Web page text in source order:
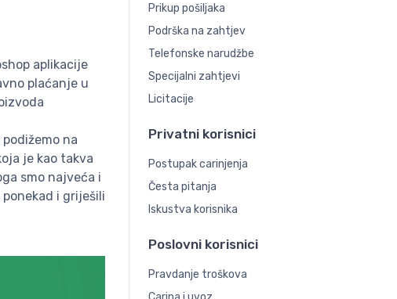
aplikacije
plaćanje u
na
je kao takva
smo najveća i
i griješili
Prikup pošiljaka
Podrška na zahtjev
Telefonske narudžbe
Specijalni zahtjevi
Licitacije
Privatni korisnici
Postupak carinjenja
Česta pitanja
Iskustva korisnika
Poslovni korisnici
Pravdanje troškova